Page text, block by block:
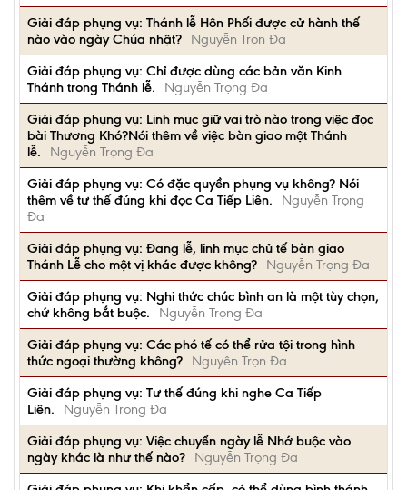
Giải đáp phụng vụ: Thánh lễ Hôn Phối được cử hành thế
nào vào ngày Chúa nhật?
Nguyễn Trọn Đa
Giải đáp phụng vụ: Chỉ được dùng các bản văn Kinh
Thánh trong Thánh lễ.
Nguyễn Trọng Đa
Giải đáp phụng vụ: Linh mục giữ vai trò nào trong việc đọc
bài Thương Khó?Nói thêm về việc bàn giao một Thánh
lễ.
Nguyễn Trọng Đa
Giải đáp phụng vụ: Có đặc quyền phụng vụ không? Nói
thêm về tư thế đúng khi đọc Ca Tiếp Liên.
Nguyễn Trọng
Đa
Giải đáp phụng vụ: Đang lễ, linh mục chủ tế bàn giao
Thánh Lễ cho một vị khác được không?
Nguyễn Trọng Đa
Giải đáp phụng vụ: Nghi thức chúc bình an là một tùy chọn,
chứ không bắt buộc.
Nguyễn Trọng Đa
Giải đáp phụng vụ: Các phó tế có thể rửa tội trong hình
thức ngoại thường không?
Nguyễn Trọn Đa
Giải đáp phụng vụ: Tư thế đúng khi nghe Ca Tiếp
Liên.
Nguyễn Trọng Đa
Giải đáp phụng vụ: Việc chuyển ngày lễ Nhớ buộc vào
ngày khác là như thế nào?
Nguyễn Trọng Đa